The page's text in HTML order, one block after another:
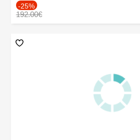
-25%
192.00€